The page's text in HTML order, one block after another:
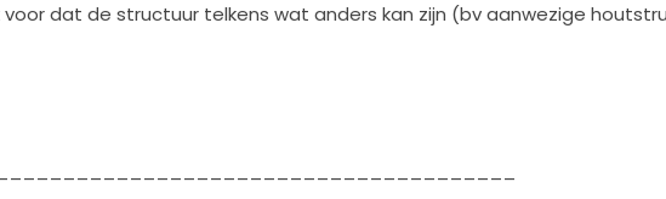
dat de structuur telkens wat anders kan zijn (bv aanwezige